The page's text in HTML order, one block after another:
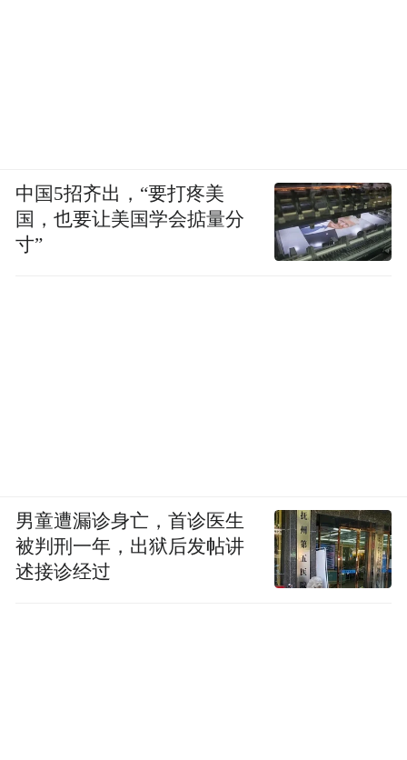
中国5招齐出，“要打疼美
国，也要让美国学会掂量分
寸”
男童遭漏诊身亡，首诊医生
被判刑一年，出狱后发帖讲
述接诊经过